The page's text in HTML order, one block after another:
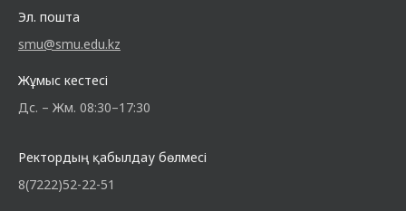
Эл. пошта
smu@smu.edu.kz
Жұмыс кестесі
Дс. – Жм. 08:30–17:30
Ректордың қабылдау бөлмесі
8(7222)52-22-51